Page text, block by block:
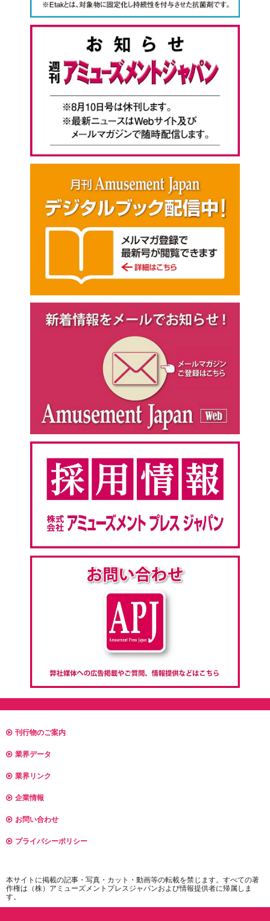
刊行物のご案内
業界データ
業界リンク
企業情報
お問い合わせ
プライバシーポリシー
本サイトに掲載の記事・写真・カット・動画等の転載を禁じます。すべての著
作権は（株）アミューズメントプレスジャパンおよび情報提供者に帰属しま
す。